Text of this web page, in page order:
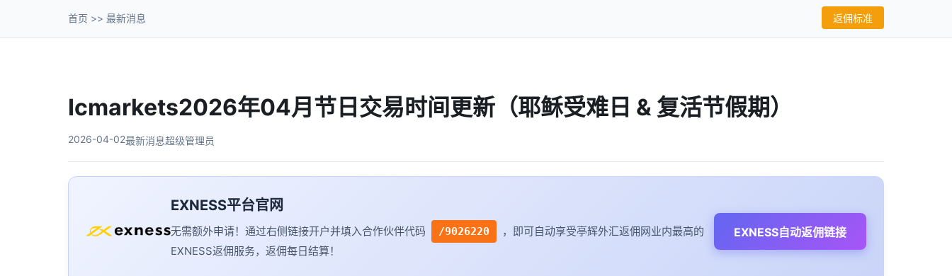
首页 >> 最新消息 返佣标准
Icmarkets2026年04月节日交易时间更新（耶稣受难日 & 复活节假期）
2026-04-02最新消息超级管理员
EXNESS平台官网
无需额外申请！通过右侧链接开户并填入合作伙伴代码 /9026220
，即可自动享受亭辉外汇返佣网业内最高的
EXNESS返佣服务，返佣每日结算！
EXNESS自动返佣链接